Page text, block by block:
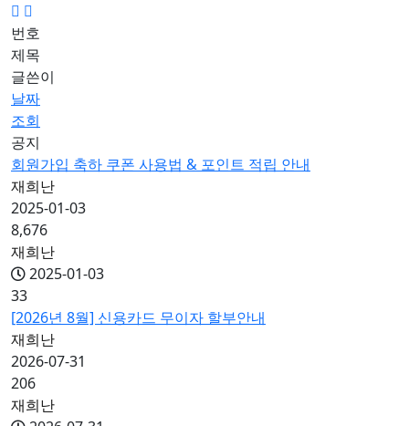
번호
제목
글쓴이
날짜
조회
공지
회원가입 축하 쿠폰 사용법 & 포인트 적립 안내
재희난
2025-01-03
8,676
재희난
2025-01-03
33
[2026년 8월] 신용카드 무이자 할부안내
재희난
2026-07-31
206
재희난